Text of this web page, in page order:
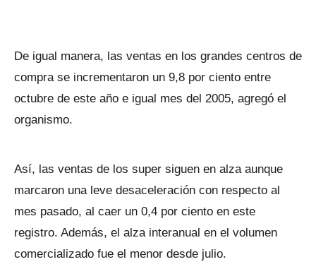
De igual manera, las ventas en los grandes centros de
compra se incrementaron un 9,8 por ciento entre
octubre de este año e igual mes del 2005, agregó el
organismo.
Así, las ventas de los super siguen en alza aunque
marcaron una leve desaceleración con respecto al
mes pasado, al caer un 0,4 por ciento en este
registro. Además, el alza interanual en el volumen
comercializado fue el menor desde julio.